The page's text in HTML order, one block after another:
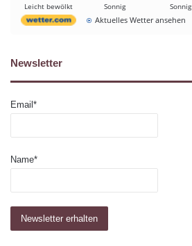
Leicht bewölkt
Sonnig
Sonnig
Aktuelles Wetter ansehen
Newsletter
Email*
Name*